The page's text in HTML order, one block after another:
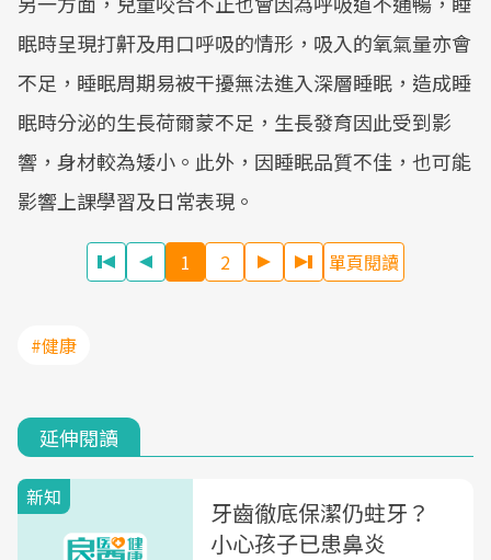
眠時呈現打鼾及用口呼吸的情形，吸入的氧氣量亦會
不足，睡眠周期易被干擾無法進入深層睡眠，造成睡
眠時分泌的生長荷爾蒙不足，生長發育因此受到影
響，身材較為矮小。此外，因睡眠品質不佳，也可能
影響上課學習及日常表現。
1 2 單頁閱讀
#健康
延伸閱讀
新知
牙齒徹底保潔仍蛀牙？
小心孩子已患鼻炎